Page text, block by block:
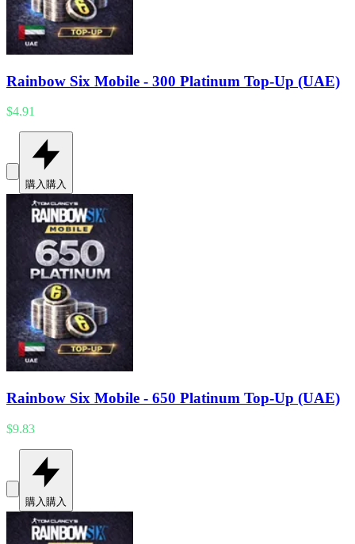
Rainbow Six Mobile - 300 Platinum Top-Up (UAE)
$4.91
購入購入
Rainbow Six Mobile - 650 Platinum Top-Up (UAE)
$9.83
購入 購入